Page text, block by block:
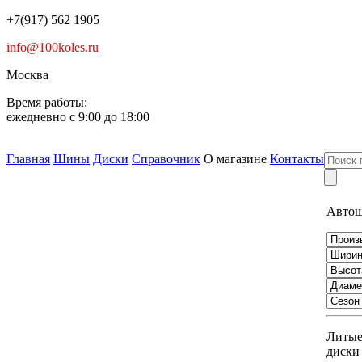
+7(917) 562 1905
info@100koles.ru
Москва
Время работы:
ежедневно с 9:00 до 18:00
Главная Шины Диски Справочник О магазине Контакты
Литые
диски